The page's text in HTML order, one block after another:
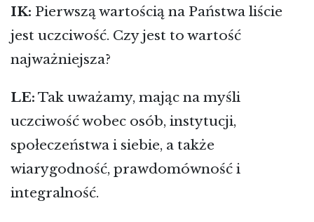
IK: Pierwszą wartością na Państwa liście
jest uczciwość. Czy jest to wartość
najważniejsza?
LE: Tak uważamy, mając na myśli
uczciwość wobec osób, instytucji,
społeczeństwa i siebie, a także
wiarygodność, prawdomówność i
integralność.